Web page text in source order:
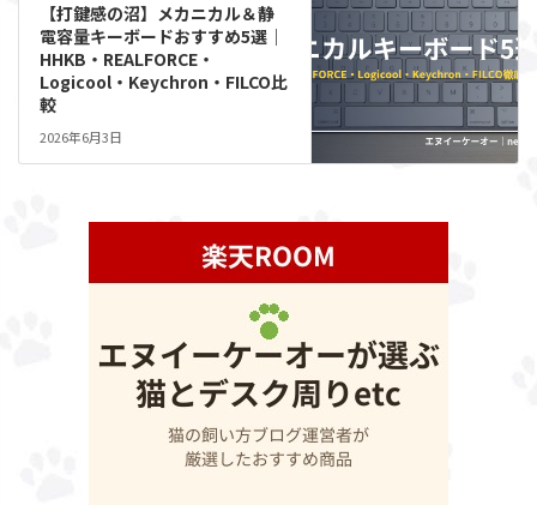
【打鍵感の沼】メカニカル＆静
電容量キーボードおすすめ5選｜
HHKB・REALFORCE・
Logicool・Keychron・FILCO比
較
2026年6月3日